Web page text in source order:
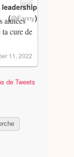
années
cure de
leadership
(@Fanny)
11, 2022
de Tweets